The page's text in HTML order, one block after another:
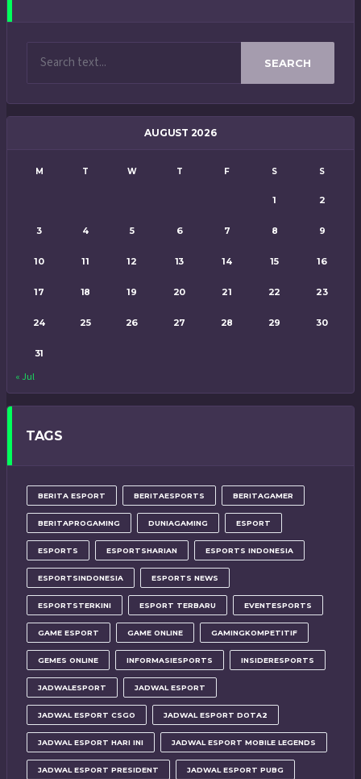
SEARCH
AUGUST 2026
M T W T F S S
1 2
3 4 5 6 7 8 9
10 11 12 13 14 15 16
17 18 19 20 21 22 23
24 25 26 27 28 29 30
31
« Jul
TAGS
BERITA ESPORT BERITAESPORTS BERITAGAMER
BERITAPROGAMING DUNIAGAMING ESPORT
ESPORTS ESPORTSHARIAN ESPORTS INDONESIA
ESPORTSINDONESIA ESPORTS NEWS
ESPORTSTERKINI ESPORT TERBARU EVENTESPORTS
GAME ESPORT GAME ONLINE GAMINGKOMPETITIF
GEMES ONLINE INFORMASIESPORTS INSIDERESPORTS
JADWALESPORT JADWAL ESPORT
JADWAL ESPORT CSGO JADWAL ESPORT DOTA2
JADWAL ESPORT HARI INI JADWAL ESPORT MOBILE LEGENDS
JADWAL ESPORT PRESIDENT JADWAL ESPORT PUBG